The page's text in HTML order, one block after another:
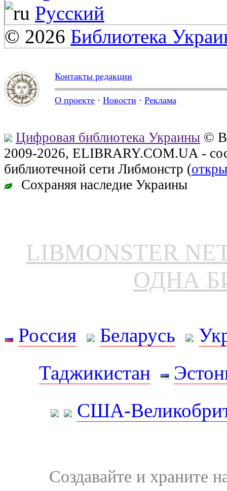
Русский
© 2026 Библиотека
Контакты редакции
О проекте · Новости · Реклама
Цифровая библиотека Украины ©
2009-2026, ELIBRARY.COM.UA -
библиотечной сети Либмонстр (
Сохраняя наследие Украины
LIBMONSTER
ОДНА
Россия Беларусь
Таджикистан
США-
Создавайте и храните